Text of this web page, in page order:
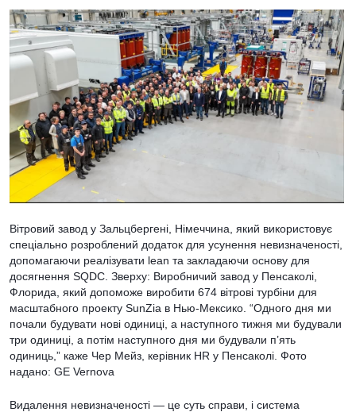
Вітровий завод у Зальцбергені, Німеччина, який використовує
спеціально розроблений додаток для усунення невизначеності,
допомагаючи реалізувати lean та закладаючи основу для
досягнення SQDC. Зверху: Виробничий завод у Пенсаколі,
Флорида, який допоможе виробити 674 вітрові турбіни для
масштабного проекту SunZia в Нью-Мексико. “Одного дня ми
почали будувати нові одиниці, а наступного тижня ми будували
три одиниці, а потім наступного дня ми будували п’ять
одиниць,” каже Чер Мейз, керівник HR у Пенсаколі. Фото
надано: GE Vernova
Видалення невизначеності — це суть справи, і система